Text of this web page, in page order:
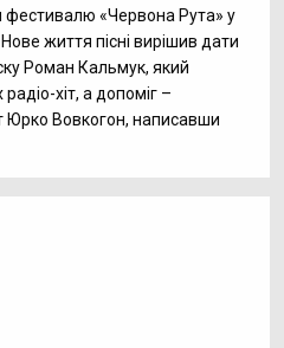
«Червона Рута» у
життя пісні вирішив дати
Роман Кальмук, який
хіт, а допоміг –
Юрко Вовкогон, написавши